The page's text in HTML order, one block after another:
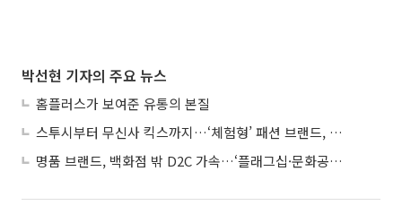
박선현 기자의 주요 뉴스
홈플러스가 보여준 유통의 본질
스투시부터 무신사 킥스까지…‘체험형’ 패션 브랜드, 잇단 제주행
명품 브랜드, 백화점 밖 D2C 가속…‘플래그십·문화공간’ 전략 눈길